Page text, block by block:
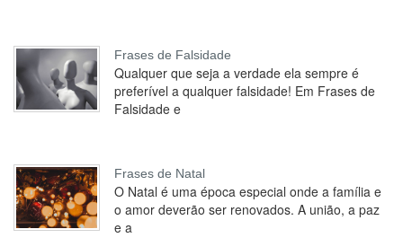
Frases de Falsidade
Qualquer que seja a verdade ela sempre é
preferível a qualquer falsidade! Em Frases de
Falsidade e
Frases de Natal
O Natal é uma época especial onde a família e
o amor deverão ser renovados. A união, a paz
e a